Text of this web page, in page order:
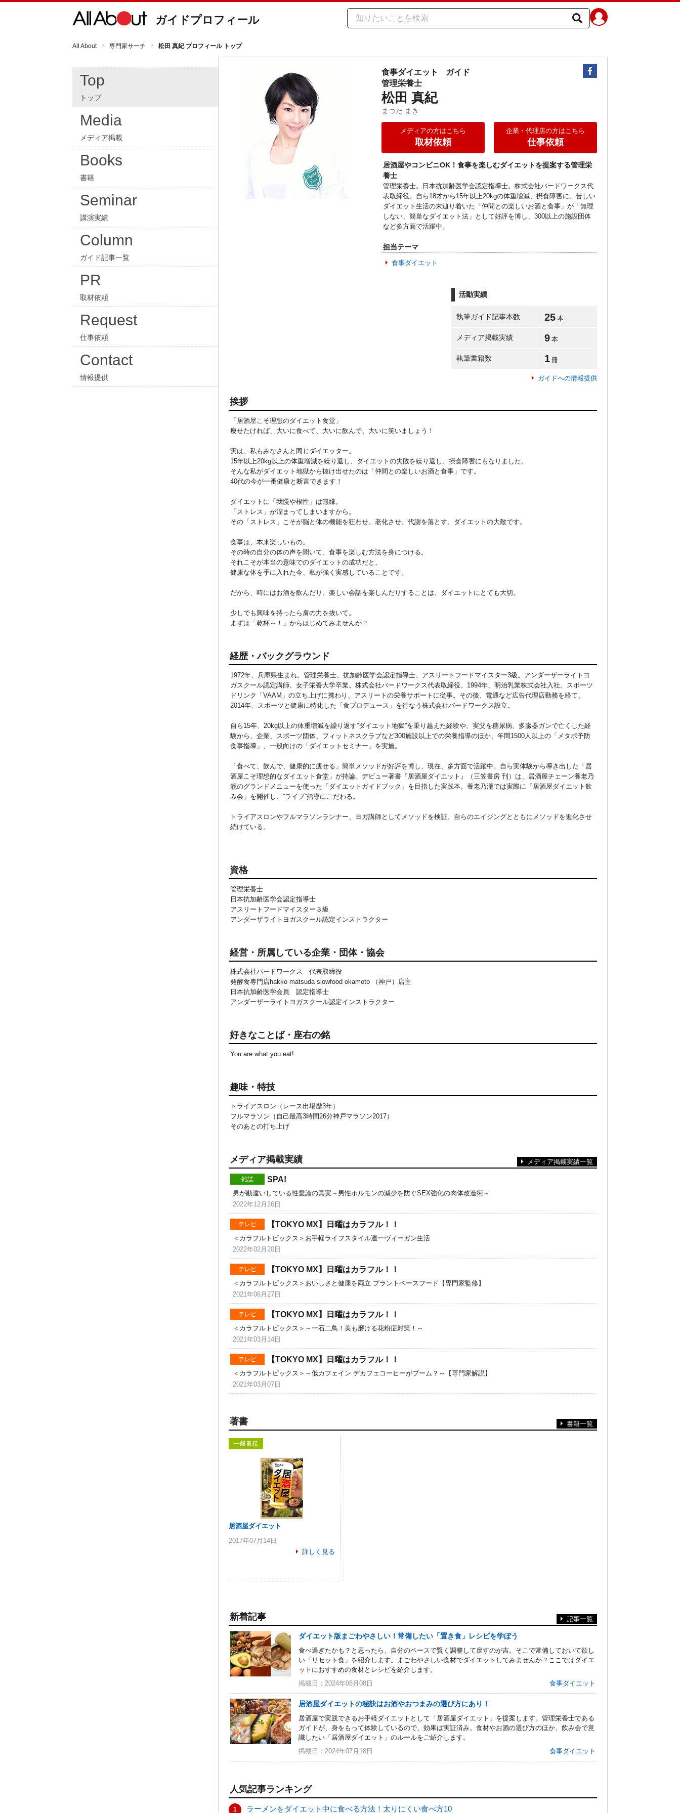
ガイドプロフィール
All About 専門家サーチ 松田 真紀 プロフィール トップ
Top
トップ
Media
メディア掲載
Books
書籍
Seminar
講演実績
Column
ガイド記事一覧
PR
取材依頼
Request
仕事依頼
Contact
情報提供
食事ダイエット
ガイド
管理栄養士
松田 真紀
まつだ まき
メディアの方はこちら
取材依頼
企業・代理店の方はこちら
仕事依頼
居酒屋やコンビニOK！食事を楽しむダイエットを提案する管理栄
養士
管理栄養士。日本抗加齢医学会認定指導士。株式会社バードワークス代
表取締役。自ら18才から15年以上20kgの体重増減、摂食障害に。苦しい
ダイエット生活の末辿り着いた「仲間との楽しいお酒と食事」が「無理
しない、簡単なダイエット法」として好評を博し、300以上の施設団体
など多方面で活躍中。
担当テーマ
食事ダイエット
活動実績
執筆ガイド記事本数 25 本
メディア掲載実績 9 本
執筆書籍数 1 冊
ガイドへの情報提供
挨拶
「居酒屋こそ理想のダイエット食堂」
痩せたければ、大いに食べて、大いに飲んで、大いに笑いましょう！
実は、私もみなさんと同じダイエッター。
15年以上20kg以上の体重増減を繰り返し、ダイエットの失敗を繰り返し、摂食障害にもなりました。
そんな私がダイエット地獄から抜け出せたのは「仲間との楽しいお酒と食事」です。
40代の今が一番健康と断言できます！
ダイエットに「我慢や根性」は無縁。
「ストレス」が溜まってしまいますから。
その「ストレス」こそが脳と体の機能を狂わせ、老化させ、代謝を落とす、ダイエットの大敵です。
食事は、本来楽しいもの。
その時の自分の体の声を聞いて、食事を楽しむ方法を身につける。
それこそが本当の意味でのダイエットの成功だと、
健康な体を手に入れた今、私が強く実感していることです。
だから、時にはお酒を飲んだり、楽しい会話を楽しんだりすることは、ダイエットにとても大切。
少しでも興味を持ったら肩の力を抜いて。
まずは「乾杯～！」からはじめてみませんか？
経歴・バックグラウンド
1972年、兵庫県生まれ。管理栄養士。抗加齢医学会認定指導士。アスリートフードマイスター3級。アンダーザーライトヨ
ガスクール認定講師。女子栄養大学卒業。株式会社バードワークス代表取締役。1994年、明治乳業株式会社入社。スポーツ
ドリンク「VAAM」の立ち上げに携わり、アスリートの栄養サポートに従事。その後、電通など広告代理店勤務を経て、
2014年、スポーツと健康に特化した「食プロデュース」を行なう株式会社バードワークス設立。
自ら15年、20kg以上の体重増減を繰り返す”ダイエット地獄”を乗り越えた経験や、実父を糖尿病、多臓器ガンで亡くした経
験から、企業、スポーツ団体、フィットネスクラブなど300施設以上での栄養指導のほか、年間1500人以上の「メタボ予防
食事指導」、一般向けの「ダイエットセミナー」を実施。
「食べて、飲んで、健康的に痩せる」簡単メソッドが好評を博し、現在、多方面で活躍中。自ら実体験から導き出した「居
酒屋こそ理想的なダイエット食堂」が持論。デビュー著書『居酒屋ダイエット』（三笠書房 刊）は、居酒屋チェーン養老乃
瀧のグランドメニューを使った「ダイエットガイドブック」を目指した実践本。養老乃瀧では実際に「居酒屋ダイエット飲
み会」を開催し、”ライブ”指導にこだわる。
トライアスロンやフルマラソンランナー、ヨガ講師としてメソッドを検証。自らのエイジングとともにメソッドを進化させ
続けている。
資格
管理栄養士
日本抗加齢医学会認定指導士
アスリートフードマイスター３級
アンダーザライトヨガスクール認定インストラクター
経営・所属している企業・団体・協会
株式会社バードワークス 代表取締役
発酵食専門店hakko matsuda slowfood okamoto （神戸）店主
日本抗加齢医学会員 認定指導士
アンダーザーライトヨガスクール認定インストラクター
好きなことば・座右の銘
You are what you eat!
趣味・特技
トライアスロン（レース出場歴3年）
フルマラソン（自己最高3時間26分神戸マラソン2017）
そのあとの打ち上げ
メディア掲載実績 メディア掲載実績一覧
雑誌 SPA!
男が勘違いしている性愛論の真実～男性ホルモンの減少を防ぐSEX強化の肉体改造術～
2022年12月26日
テレビ 【TOKYO MX】日曜はカラフル！！
＜カラフルトピックス＞お手軽ライフスタイル週一ヴィーガン生活
2022年02月20日
テレビ 【TOKYO MX】日曜はカラフル！！
＜カラフルトピックス＞おいしさと健康を両立 プラントベースフード【専門家監修】
2021年06月27日
テレビ 【TOKYO MX】日曜はカラフル！！
＜カラフルトピックス＞～一石二鳥！美も磨ける花粉症対策！～
2021年03月14日
テレビ 【TOKYO MX】日曜はカラフル！！
＜カラフルトピックス＞～低カフェイン デカフェコーヒーがブーム？～【専門家解説】
2021年03月07日
著書 書籍一覧
一般書籍
居酒屋ダイエット
2017年07月14日
詳しく見る
新着記事 記事一覧
ダイエット版まごわやさしい！常備したい「置き食」レシピを学ぼう
食べ過ぎたかも？と思ったら、自分のペースで賢く調整して戻すのが吉。そこで常備しておいて欲し
い「リセット食」を紹介します。まごわやさしい食材でダイエットしてみませんか？ここではダイエ
ットにおすすめの食材とレシピを紹介します。
掲載日：2024年08月08日
食事ダイエット
居酒屋ダイエットの秘訣はお酒やおつまみの選び方にあり！
居酒屋で実践できるお手軽ダイエットとして「居酒屋ダイエット」を提案します。管理栄養士である
ガイドが、身をもって体験しているので、効果は実証済み。食材やお酒の選び方のほか、飲み会で意
識したい「居酒屋ダイエット」のルールをご紹介します。
掲載日：2024年07月18日
食事ダイエット
人気記事ランキング
1 ラーメンをダイエット中に食べる方法！太りにくい食べ方10